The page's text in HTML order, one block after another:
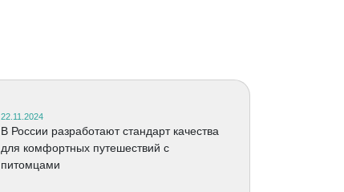
22.11.2024
В России разработают стандарт качества
для комфортных путешествий с
питомцами